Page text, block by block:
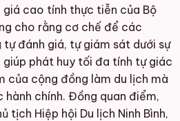
giá cao tính thực tiễn của Bộ
cho rằng cơ chế để các
đánh giá, tự giám sát dưới sự
giúp phát huy tối đa tính tự giác
của cộng đồng làm du lịch mà
chính. Đồng quan điểm,
tịch Hiệp hội Du lịch Ninh Bình,